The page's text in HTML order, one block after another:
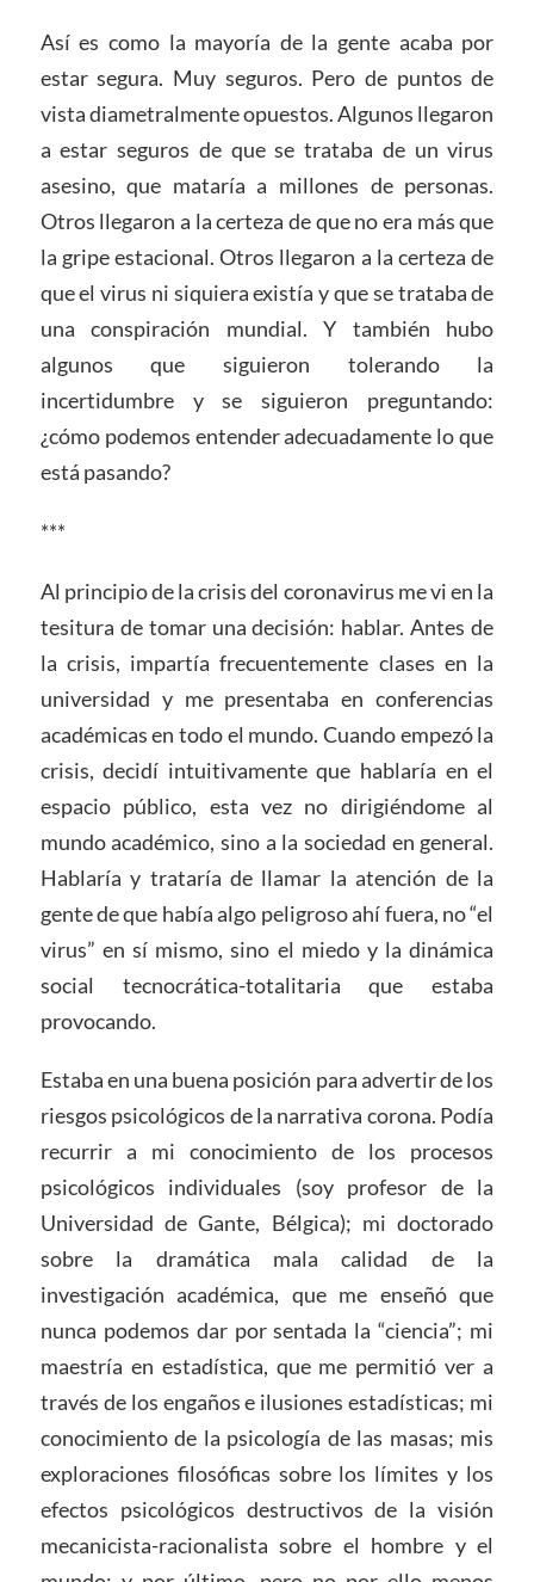
Así es como la mayoría de la gente acaba por
estar segura. Muy seguros. Pero de puntos de
vista diametralmente opuestos. Algunos llegaron
a estar seguros de que se trataba de un virus
asesino, que mataría a millones de personas.
Otros llegaron a la certeza de que no era más que
la gripe estacional. Otros llegaron a la certeza de
que el virus ni siquiera existía y que se trataba de
una conspiración mundial. Y también hubo
algunos que siguieron tolerando la
incertidumbre y se siguieron preguntando:
¿cómo podemos entender adecuadamente lo que
está pasando?
***
Al principio de la crisis del coronavirus me vi en la
tesitura de tomar una decisión: hablar. Antes de
la crisis, impartía frecuentemente clases en la
universidad y me presentaba en conferencias
académicas en todo el mundo. Cuando empezó la
crisis, decidí intuitivamente que hablaría en el
espacio público, esta vez no dirigiéndome al
mundo académico, sino a la sociedad en general.
Hablaría y trataría de llamar la atención de la
gente de que había algo peligroso ahí fuera, no “el
virus” en sí mismo, sino el miedo y la dinámica
social tecnocrática-totalitaria que estaba
provocando.
Estaba en una buena posición para advertir de los
riesgos psicológicos de la narrativa corona. Podía
recurrir a mi conocimiento de los procesos
psicológicos individuales (soy profesor de la
Universidad de Gante, Bélgica); mi doctorado
sobre la dramática mala calidad de la
investigación académica, que me enseñó que
nunca podemos dar por sentada la “ciencia”; mi
maestría en estadística, que me permitió ver a
través de los engaños e ilusiones estadísticas; mi
conocimiento de la psicología de las masas; mis
exploraciones filosóficas sobre los límites y los
efectos psicológicos destructivos de la visión
mecanicista-racionalista sobre el hombre y el